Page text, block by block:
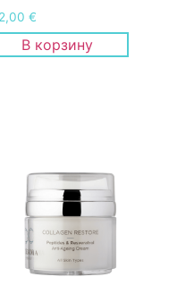
€
В корзину